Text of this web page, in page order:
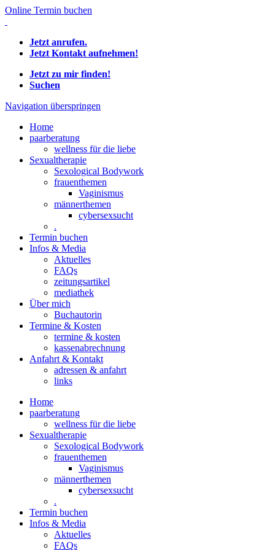
Online Termin buchen
Jetzt anrufen.
Jetzt Kontakt aufnehmen!
Jetzt zu mir finden!
Suchen
Navigation überspringen
Home
paarberatung
wellness für die liebe
Sexualtherapie
Sexological Bodywork
frauenthemen
Vaginismus
männerthemen
cybersexsucht
.
Termin buchen
Infos & Media
Aktuelles
FAQs
zeitungsartikel
mediathek
Über mich
Buchautorin
Termine & Kosten
termine & kosten
kassenabrechnung
Anfahrt & Kontakt
adressen & anfahrt
links
Home
paarberatung
wellness für die liebe
Sexualtherapie
Sexological Bodywork
frauenthemen
Vaginismus
männerthemen
cybersexsucht
.
Termin buchen
Infos & Media
Aktuelles
FAQs